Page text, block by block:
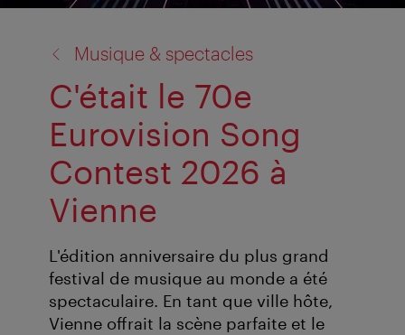
Musique & spectacles
C'était le 70e
Eurovision Song
Contest 2026 à
Vienne
L'édition anniversaire du plus grand
festival de musique au monde a été
spectaculaire. En tant que ville hôte,
Vienne offrait la scène parfaite et le